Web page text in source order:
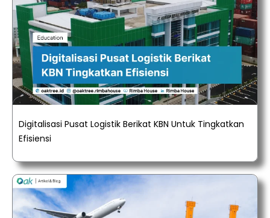
Digitalisasi Pusat Logistik Berikat KBN Untuk Tingkatkan
Efisiensi